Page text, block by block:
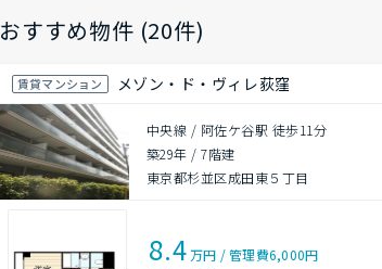
おすすめ物件 (20件)
賃貸マンション メゾン・ド・ヴィレ荻窪
中央線 / 阿佐ケ谷駅 徒歩11分
築29年 /7階建
東京都杉並区成田東５丁目
8.4万円 /管理費6,000円